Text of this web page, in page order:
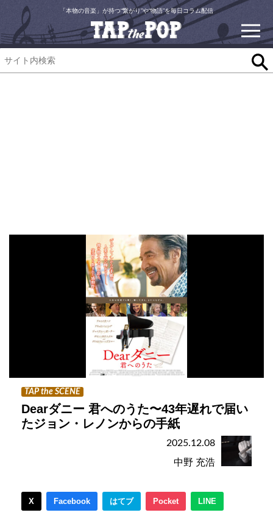
「本物の音楽」が持つ“繋がり”や“物語”を毎日コラム配信
TAP the SCENE
Dearダニー 君へのうた〜43年遅れで届い
たジョン・レノンからの手紙
2025.12.08
中野 充浩
X Facebook はてブ Pocket LINE